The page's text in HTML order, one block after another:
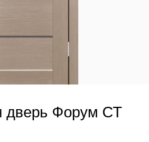
дверь Форум СТ